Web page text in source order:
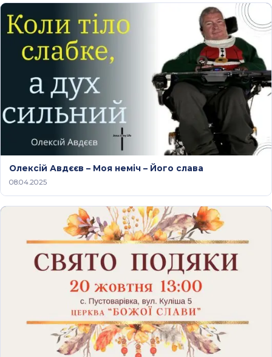
Олексій Авдєєв – Моя неміч – Його слава
08.04.2025